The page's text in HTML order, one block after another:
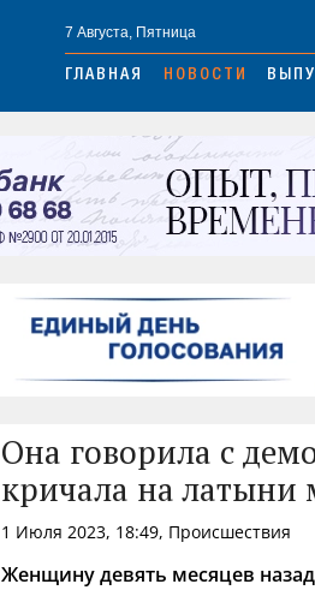
7 Августа, Пятница
ГЛАВНАЯ НОВОСТИ
Она говорила с
кричала на латыни
1 Июля 2023, 18:49, Происшествия
Женщину девять месяцев